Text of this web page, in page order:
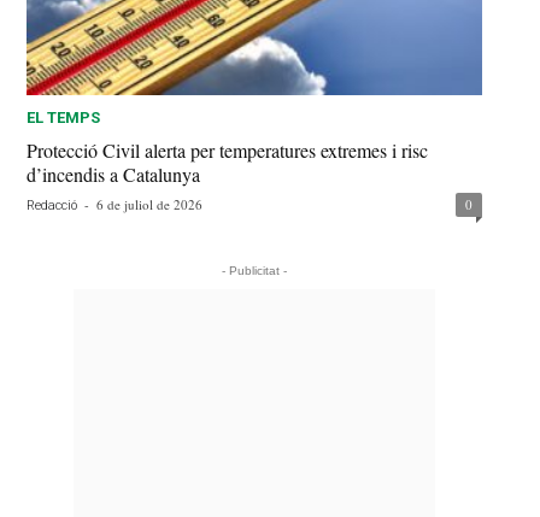
EL TEMPS
Protecció Civil alerta per temperatures extremes i risc
d’incendis a Catalunya
Redacció - 6 de juliol de 2026 0
- Publicitat -